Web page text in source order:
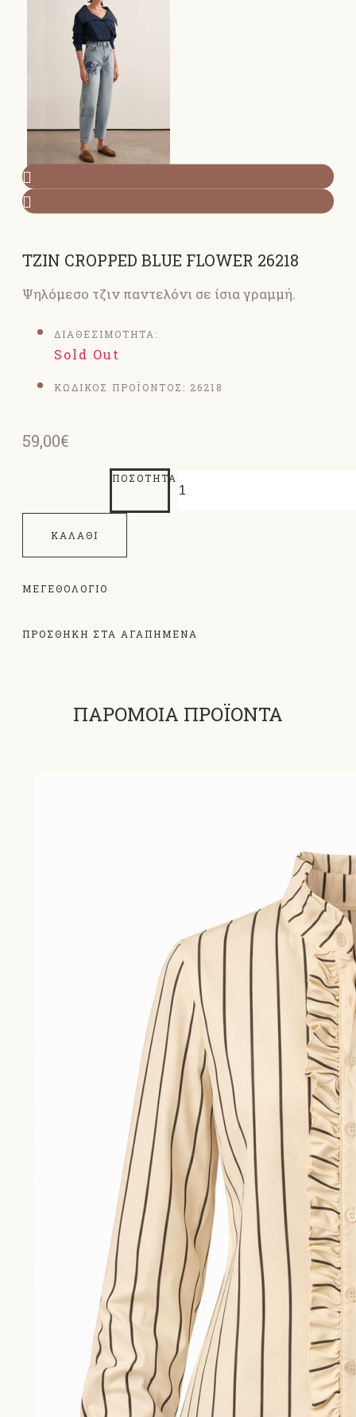
ΤΖΙΝ CROPPED BLUE FLOWER 26218
Ψηλόμεσο τζιν παντελόνι σε ίσια γραμμή.
ΔΙΑΘΕΣΙΜΟΤΗΤΑ:
Sold Out
ΚΩΔΙΚΟΣ ΠΡΟΪΟΝΤΟΣ: 26218
59,00€
ΠΟΣΌΤΗΤΑ
ΚΑΛΆΘΙ
ΜΕΓΕΘΟΛΌΓΙΟ
ΠΡΟΣΘΗΚΗ ΣΤΑ ΑΓΑΠΗΜΕΝΑ
ΠΑΡΟΜΟΙΑ ΠΡΟΪΟΝΤΑ